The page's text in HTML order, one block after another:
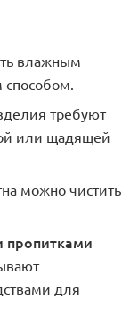
влажным
требуют
или щадящей
можно чистить
пропитками
для